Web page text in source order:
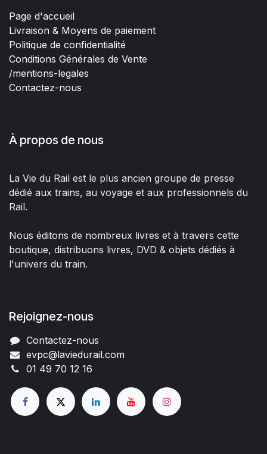
Page d'accueil
Livraison & Moyens de paiement
Politique de confidentialité
Conditions Générales de Vente
/mentions-legales
Contactez-nous
À propos de nous
La Vie du Rail est le plus ancien groupe de presse
dédié aux trains, au voyage et aux professionnels du
Rail.
Nous éditons de nombreux livres et à travers cette
boutique, distribuons livres, DVD & objets dédiés à
l'univers du train.
Rejoignez-nous
Contactez-nous
evpc@laviedurail.com
01 49 70 12 16